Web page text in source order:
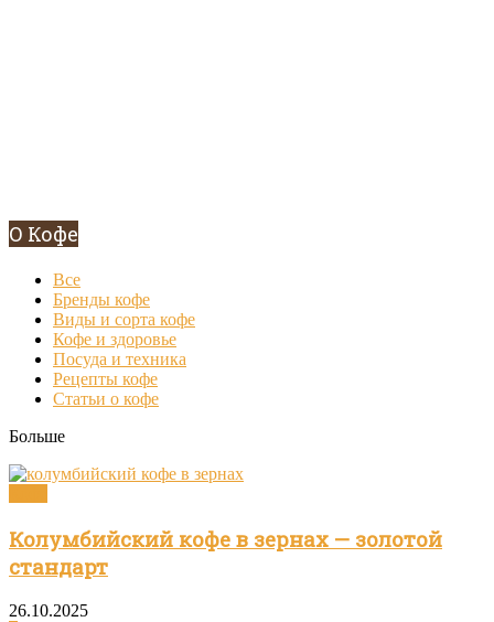
О Кофе
Все
Бренды кофе
Виды и сорта кофе
Кофе и здоровье
Посуда и техника
Рецепты кофе
Статьи о кофе
Больше
Колумбийский кофе в зернах — золотой
стандарт
26.10.2025